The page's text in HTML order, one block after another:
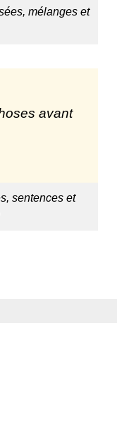
mélanges et
avant
sentences et